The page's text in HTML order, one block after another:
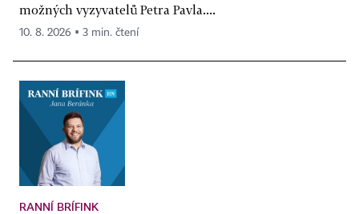
možných vyzyvatelů Petra Pavla....
10. 8. 2026 ▪ 3 min. čtení
RANNÍ BRÍFINK